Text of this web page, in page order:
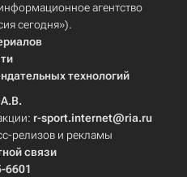
агентство
сегодня»).
технологий
r-sport.internet@ria.ru
релизов и рекламы
связи
6601